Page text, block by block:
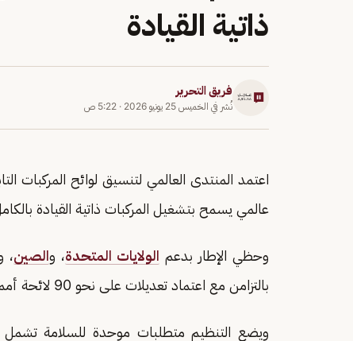
ذاتية القيادة
فريق التحرير
نُشر في الخميس 25 يونيو 2026 · 5:22 ص
اعتمد المنتدى العالمي لتنسيق لوائح المركبات
عالمي يسمح بتشغيل المركبات ذاتية القيادة
وحظي الإطار بدعم الولايات المتحدة، والصين،
بالتزامن مع اعتماد تعديلات على نحو 90 لائحة أممية لضمان توافقها مع تقنيات القيادة الآلية.
ويضع التنظيم متطلبات موحدة للسلامة تشمل